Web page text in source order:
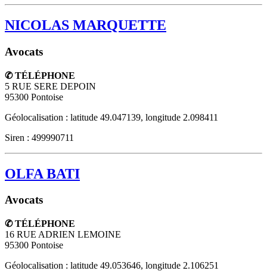
NICOLAS MARQUETTE
Avocats
✆ TÉLÉPHONE
5 RUE SERE DEPOIN
95300 Pontoise
Géolocalisation : latitude 49.047139, longitude 2.098411
Siren : 499990711
OLFA BATI
Avocats
✆ TÉLÉPHONE
16 RUE ADRIEN LEMOINE
95300 Pontoise
Géolocalisation : latitude 49.053646, longitude 2.106251